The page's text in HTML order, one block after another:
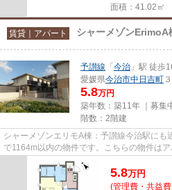
面積：41.02㎡
賃貸｜アパート シャーメゾンErimoA
予讃線 「 今治 」駅 徒歩
愛媛県今治市中日吉町
5.8万円
築年数：築11年 ｜募集
階数：2階建
シャーメゾンエリモA棟：予讃線今治駅にも
で1164m以内の物件です。こちらの物件は
市内にはさまざまな物件がござ...
5.8万円
(管理費・共益